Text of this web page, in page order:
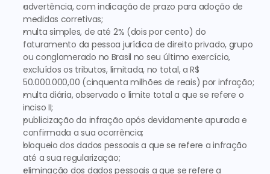
advertência, com indicação de prazo para adoção de
medidas corretivas;
multa simples, de até 2% (dois por cento) do
faturamento da pessoa jurídica de direito privado, grupo
ou conglomerado no Brasil no seu último exercício,
excluídos os tributos, limitada, no total, a R$
50.000.000,00 (cinquenta milhões de reais) por infração;
multa diária, observado o limite total a que se refere o
inciso II;
publicização da infração após devidamente apurada e
confirmada a sua ocorrência;
bloqueio dos dados pessoais a que se refere a infração
até a sua regularização;
eliminação dos dados pessoais a que se refere a